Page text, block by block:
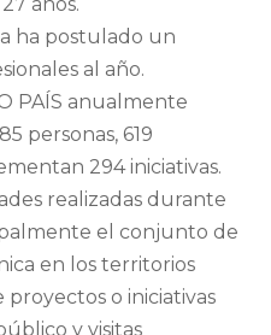
ha postulado un
al año.
PAÍS anualmente
personas, 619
294 iniciativas.
realizadas durante
el conjunto de
en los territorios
proyectos o iniciativas
y visitas